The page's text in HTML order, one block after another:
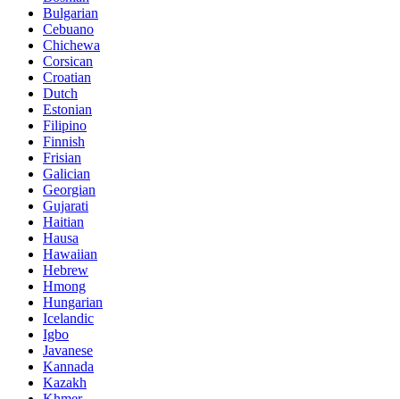
Bulgarian
Cebuano
Chichewa
Corsican
Croatian
Dutch
Estonian
Filipino
Finnish
Frisian
Galician
Georgian
Gujarati
Haitian
Hausa
Hawaiian
Hebrew
Hmong
Hungarian
Icelandic
Igbo
Javanese
Kannada
Kazakh